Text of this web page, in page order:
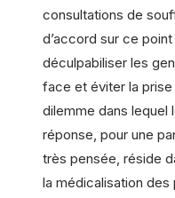
consultations de
d’accord sur ce point
déculpabiliser les
face et éviter la
dilemme dans lequel
réponse, pour une
très pensée, réside
la médicalisation